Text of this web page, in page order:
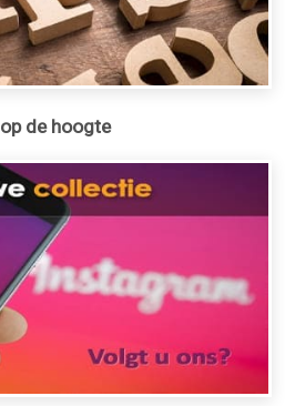
de hoogte